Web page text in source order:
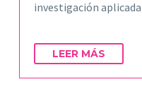
investigación
LEER MÁS